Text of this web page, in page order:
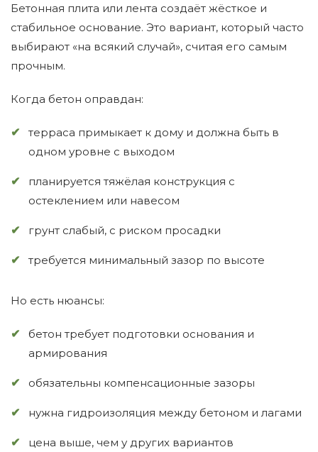
Бетонная плита или лента создаёт жёсткое и
стабильное основание. Это вариант, который часто
выбирают «на всякий случай», считая его самым
прочным.
Когда бетон оправдан:
терраса примыкает к дому и должна быть в
одном уровне с выходом
планируется тяжёлая конструкция с
остеклением или навесом
грунт слабый, с риском просадки
требуется минимальный зазор по высоте
Но есть нюансы:
бетон требует подготовки основания и
армирования
обязательны компенсационные зазоры
нужна гидроизоляция между бетоном и лагами
цена выше, чем у других вариантов